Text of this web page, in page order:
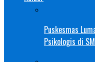
Puskesmas
Psikologis di